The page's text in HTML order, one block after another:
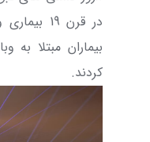
در قرن
بیماران مبتلا به
کردند.